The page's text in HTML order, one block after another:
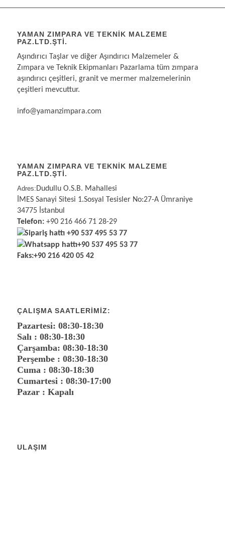
YAMAN ZIMPARA VE TEKNIK MALZEME
PAZ.LTD.ŞTI.
Aşındırıcı Taşlar ve diğer Aşındırıcı Malzemeler &
Zımpara ve Teknik Ekipmanları Pazarlama tüm zımpara
aşındırıcı çeşitleri, granit ve mermer malzemelerinin
çeşitleri mevcuttur.
info@yamanzimpara.com
YAMAN ZIMPARA VE TEKNİK MALZEME
PAZ.LTD.ŞTİ.
Adres:Dudullu O.S.B. Mahallesi
İMES Sanayi Sitesi 1.Sosyal Tesisler No:27-A Ümraniye
34775 İstanbul
Telefon:+90 216 466 71 28-29
Sipariş hattı +90 537 495 53 77
Whatsapp hattı+90 537 495 53 77
Faks:+90 216 420 05 42
ÇALIŞMA SAATLERIMIZ:
Pazartesi: 08:30-18:30
Salı : 08:30-18:30
Çarşamba: 08:30-18:30
Perşembe : 08:30-18:30
Cuma : 08:30-18:30
Cumartesi : 08:30-17:00
Pazar : Kapalı
ULAŞIM